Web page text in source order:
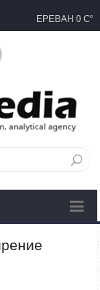
ЕРЕВАН 0 C°